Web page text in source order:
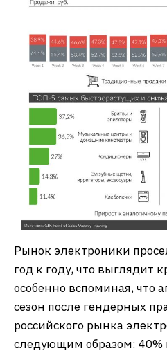
Рынок электроники
год к году, что выглядит
особенно вспоминая, что
сезон после гендерных
российского рынка
следующим образом: 40%